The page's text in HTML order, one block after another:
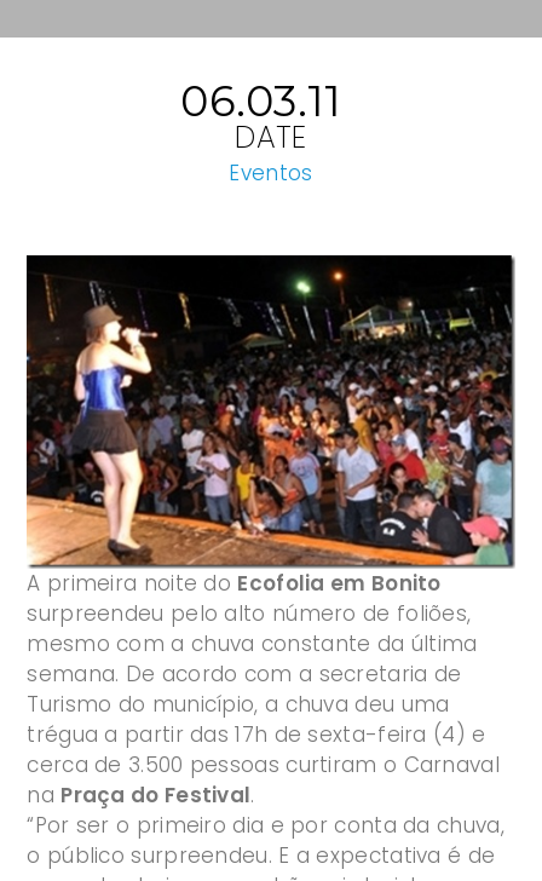
06.03.11
DATE
Eventos
A primeira noite do Ecofolia em Bonito
surpreendeu pelo alto número de foliões,
mesmo com a chuva constante da última
semana. De acordo com a secretaria de
Turismo do município, a chuva deu uma
trégua a partir das 17h de sexta-feira (4) e
cerca de 3.500 pessoas curtiram o Carnaval
na Praça do Festival.
“Por ser o primeiro dia e por conta da chuva,
o público surpreendeu. E a expectativa é de